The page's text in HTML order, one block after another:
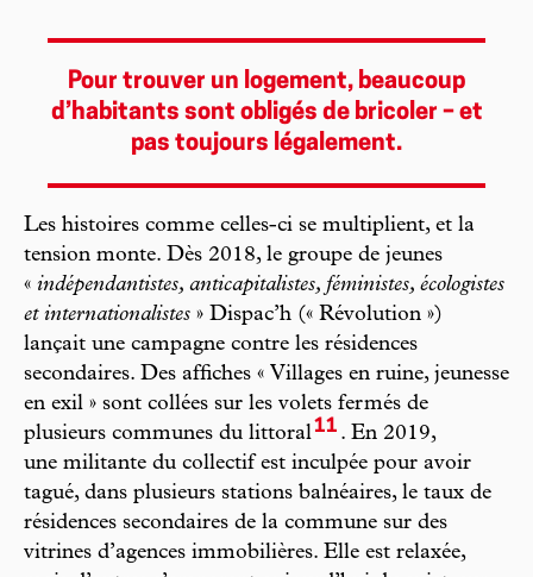
Pour trouver un logement, beaucoup
d’habitants sont obligés de bricoler – et
pas toujours légalement.
Les histoires comme celles-ci se multiplient, et la
tension monte. Dès 2018, le groupe de jeunes
« indépendantistes, anticapitalistes, féministes, écologistes
et internationalistes » Dispac’h (« Révolution »)
lançait une campagne contre les résidences
secondaires. Des affiches « Villages en ruine, jeunesse
en exil » sont collées sur les volets fermés de
plusieurs communes du littoral11 . En 2019,
une militante du collectif est inculpée pour avoir
tagué, dans plusieurs stations balnéaires, le taux de
résidences secondaires de la commune sur des
vitrines d’agences immobilières. Elle est relaxée,